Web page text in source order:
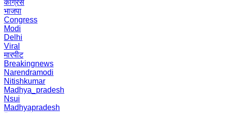
कांग्रेस
भाजपा
Congress
Modi
Delhi
Viral
मारपीट
Breakingnews
Narendramodi
Nitishkumar
Madhya_pradesh
Nsui
Madhyapradesh